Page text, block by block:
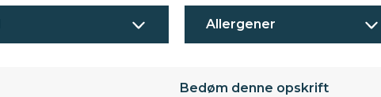
Allergener
Bedøm denne opskrift